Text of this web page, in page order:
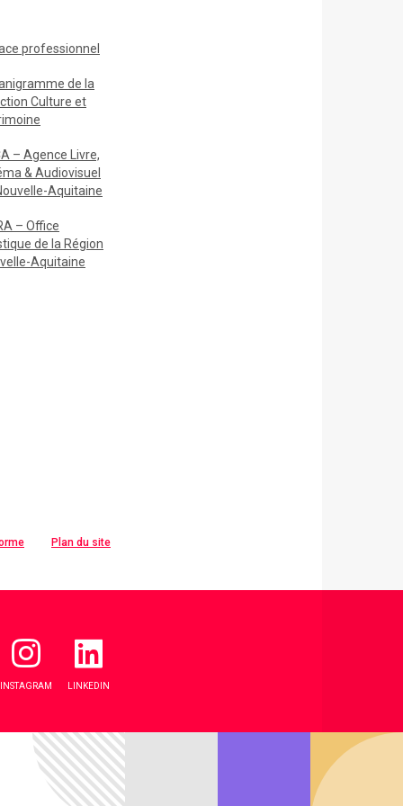
professionnel
de la
Culture et
– Agence Livre,
& Audiovisuel
Aquitaine
– Office
de la Région
Aquitaine
Plan du site
INSTAGRAM LINKEDIN